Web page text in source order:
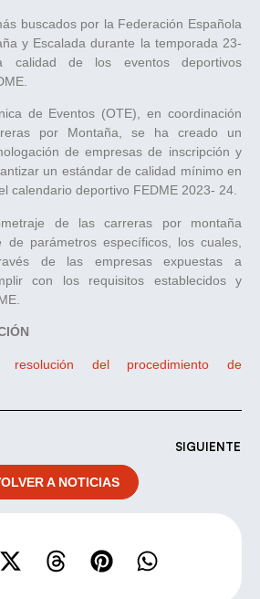
buscados por la Federación Española
y Escalada durante la temporada 23-
calidad de los eventos deportivos
de Eventos (OTE), en coordinación
por Montaña, se ha creado un
de empresas de inscripción y
un estándar de calidad mínimo en
calendario deportivo FEDME 2023- 24.
de las carreras por montaña
parámetros específicos, los cuales,
de las empresas expuestas a
con los requisitos establecidos y
del procedimiento de
SIGUIENTE
A NOTICIAS